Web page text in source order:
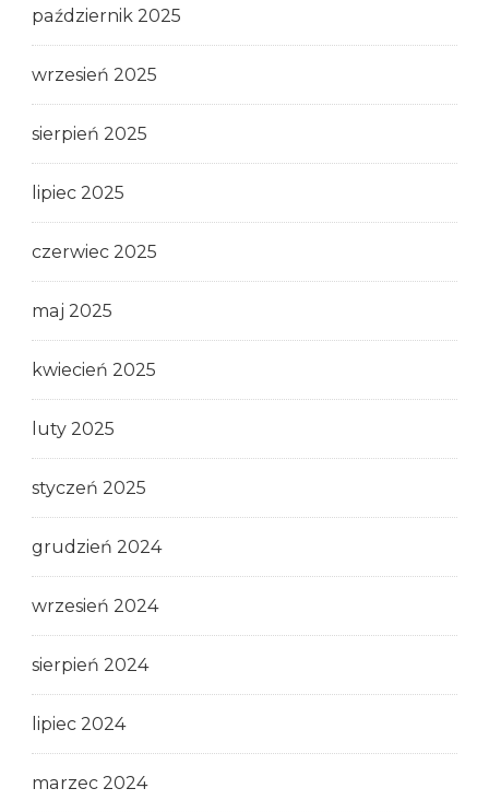
październik 2025
wrzesień 2025
sierpień 2025
lipiec 2025
czerwiec 2025
maj 2025
kwiecień 2025
luty 2025
styczeń 2025
grudzień 2024
wrzesień 2024
sierpień 2024
lipiec 2024
marzec 2024